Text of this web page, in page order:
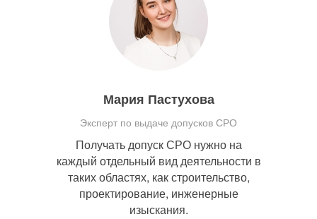
Мария Пастухова
Эксперт по выдаче допусков СРО
Получать допуск СРО нужно на
каждый отдельный вид деятельности в
таких областях, как строительство,
проектирование, инженерные
изыскания.